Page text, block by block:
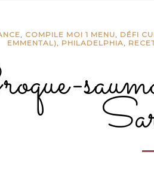
, COMPILE MOI 1 MENU, DÉFI
EMMENTAL), PHILADELPHIA,